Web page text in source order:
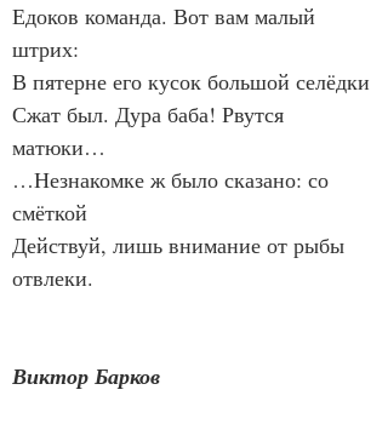
Едоков команда. Вот вам малый
штрих:
В пятерне его кусок большой селёдки
Сжат был. Дура баба! Рвутся
матюки…
…Незнакомке ж было сказано: со
смёткой
Действуй, лишь внимание от рыбы
отвлеки.
Виктор Барков